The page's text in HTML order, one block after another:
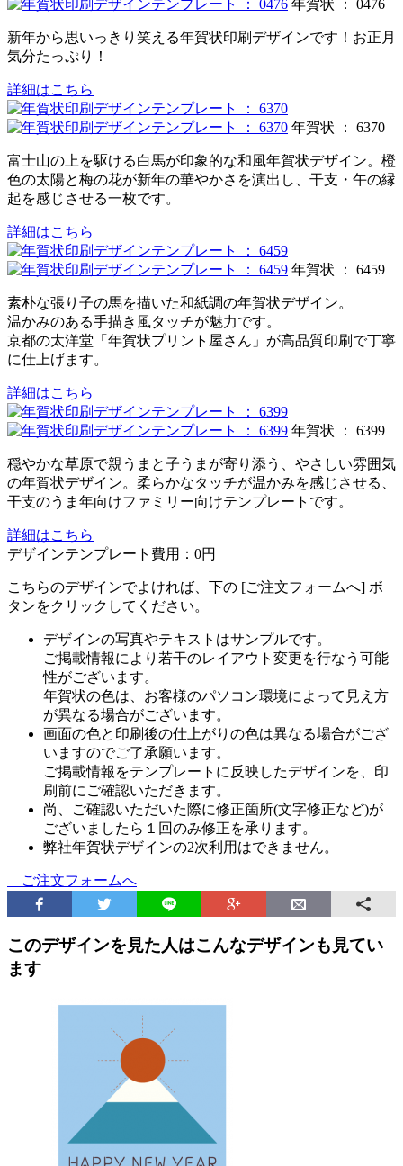
年賀状 ： 0476
新年から思いっきり笑える年賀状印刷デザインです！お正月
気分たっぷり！
詳細はこちら
年賀状 ： 6370
富士山の上を駆ける白馬が印象的な和風年賀状デザイン。橙
色の太陽と梅の花が新年の華やかさを演出し、干支・午の縁
起を感じさせる一枚です。
詳細はこちら
年賀状 ： 6459
素朴な張り子の馬を描いた和紙調の年賀状デザイン。
温かみのある手描き風タッチが魅力です。
京都の太洋堂「年賀状プリント屋さん」が高品質印刷で丁寧
に仕上げます。
詳細はこちら
年賀状 ： 6399
穏やかな草原で親うまと子うまが寄り添う、やさしい雰囲気
の年賀状デザイン。柔らかなタッチが温かみを感じさせる、
干支のうま年向けファミリー向けテンプレートです。
詳細はこちら
デザインテンプレート費用： 0円
こちらのデザインでよければ、下の [ご注文フォームへ] ボ
タンをクリックしてください。
デザインの写真やテキストはサンプルです。
ご掲載情報により若干のレイアウト変更を行なう可能
性がございます。
年賀状の色は、お客様のパソコン環境によって見え方
が異なる場合がございます。
画面の色と印刷後の仕上がりの色は異なる場合がござ
いますのでご了承願います。
ご掲載情報をテンプレートに反映したデザインを、印
刷前にご確認いただきます。
尚、ご確認いただいた際に修正箇所(文字修正など)が
ございましたら１回のみ修正を承ります。
弊社年賀状デザインの2次利用はできません。
ご注文フォームへ
このデザインを見た人はこんなデザインも見てい
ます